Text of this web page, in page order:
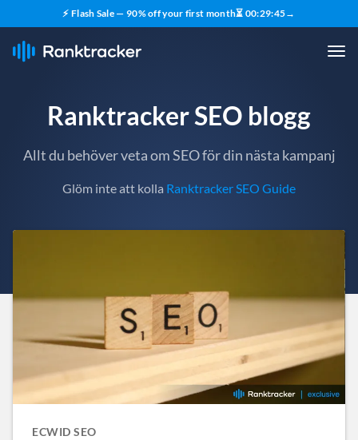
⚡ Flash Sale — 90% off your first month⏳ 00:29:43→
Ranktracker SEO blogg
Allt du behöver veta om SEO för din nästa kampanj
Glöm inte att kolla Ranktracker SEO Guide
ECWID SEO